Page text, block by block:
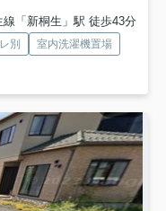
線「新桐生」駅 徒歩43分
別
室内洗濯機置場